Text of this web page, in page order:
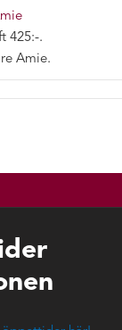
425:-.
Amie.